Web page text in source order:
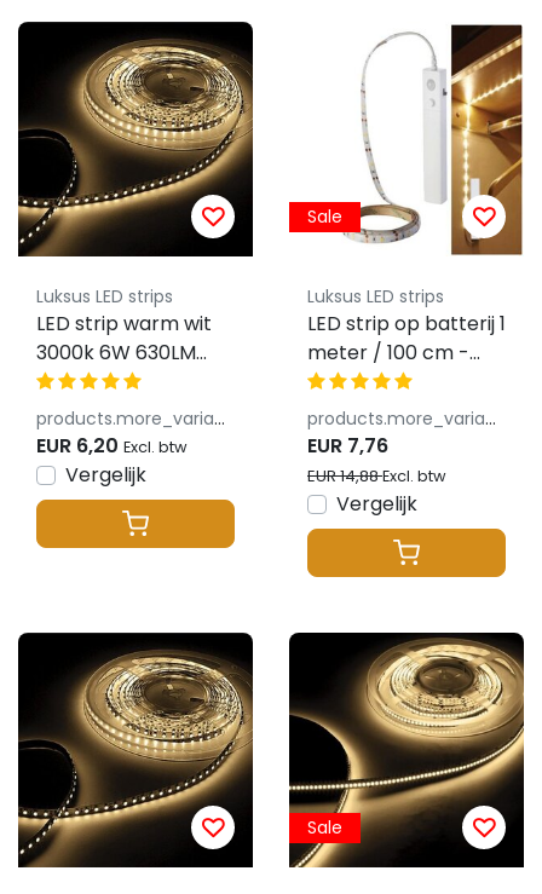
Luksus LED strips
LED strip warm wit
3000k 6W 630LM
60LED p/m 24vdc
products.more_variants_available
EUR 6,20 Excl. btw
Vergelijk
Sale
Luksus LED strips
LED strip op batterij 1
meter / 100 cm -
warm wit – 3000k –
inclusief
bewegingssensor
products.more_variants_available
EUR 7,76
EUR 14,88Excl. btw
Vergelijk
Sale